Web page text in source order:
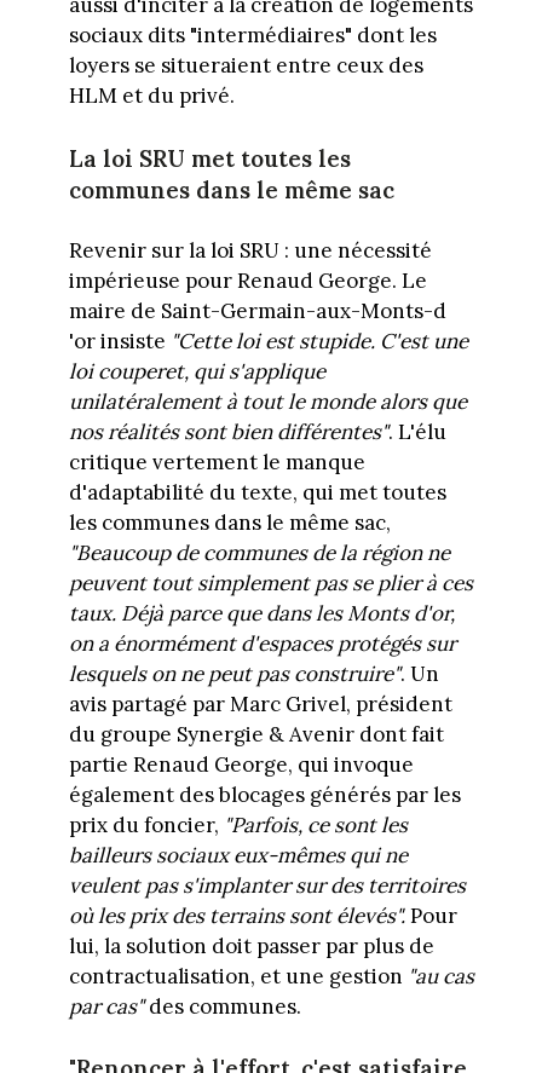
sociaux dits "intermédiaires" dont les
loyers se situeraient entre ceux des
HLM et du privé.
La loi SRU met toutes les
communes dans le même sac
Revenir sur la loi SRU : une nécessité
impérieuse pour Renaud George. Le
maire de Saint-Germain-aux-Monts-d
'or insiste "Cette loi est stupide. C'est une
loi couperet, qui s'applique
unilatéralement à tout le monde alors que
nos réalités sont bien différentes". L'élu
critique vertement le manque
d'adaptabilité du texte, qui met toutes
les communes dans le même sac,
"Beaucoup de communes de la région ne
peuvent tout simplement pas se plier à ces
taux. Déjà parce que dans les Monts d'or,
on a énormément d'espaces protégés sur
lesquels on ne peut pas construire". Un
avis partagé par Marc Grivel, président
du groupe Synergie & Avenir dont fait
partie Renaud George, qui invoque
également des blocages générés par les
prix du foncier, "Parfois, ce sont les
bailleurs sociaux eux-mêmes qui ne
veulent pas s'implanter sur des territoires
où les prix des terrains sont élevés".Pour
lui, la solution doit passer par plus de
contractualisation, et une gestion "au cas
par cas"des communes.